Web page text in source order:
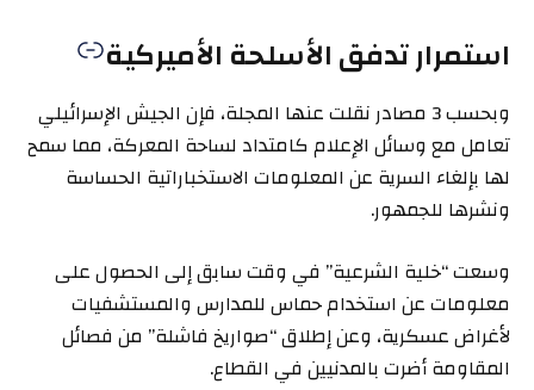
استمرار تدفق الأسلحة الأميركية
وبحسب 3 مصادر نقلت عنها المجلة، فإن الجيش الإسرائيلي
تعامل مع وسائل الإعلام كامتداد لساحة المعركة، مما سمح
لها بإلغاء السرية عن المعلومات الاستخباراتية الحساسة
ونشرها للجمهور.
وسعت “خلية الشرعية” في وقت سابق إلى الحصول على
معلومات عن استخدام حماس للمدارس والمستشفيات
لأغراض عسكرية، وعن إطلاق “صواريخ فاشلة” من فصائل
المقاومة أضرت بالمدنيين في القطاع.